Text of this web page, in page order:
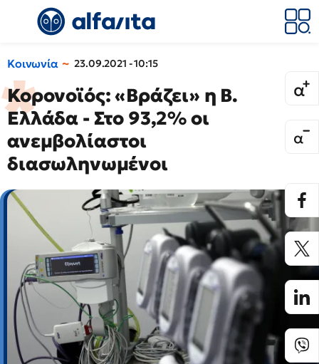
Κοινωνία 23.09.2021 - 10:15
Κορονοϊός: «Βράζει» η Β.
Ελλάδα - Στο 93,2% οι
ανεμβολίαστοι
διασωληνωμένοι